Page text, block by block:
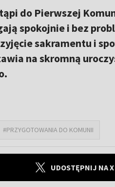
do Pierwszej
spokojnie i bez
sakramentu i
na skromną
#PRZYGOTOWANIA DO KOMUNII
UDOSTĘPNIJ NA X